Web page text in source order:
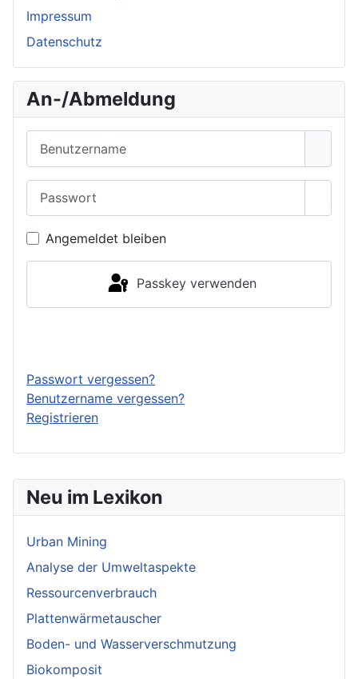
Neu im Lexikon
Urban Mining
Analyse der Umweltaspekte
Ressourcenverbrauch
Plattenwärmetauscher
Boden- und Wasserverschmutzung
Biokomposit
Impressum
Datenschutz
An-/Abmeldung
Angemeldet bleiben
Passkey verwenden
Passwort vergessen?
Benutzername vergessen?
Registrieren